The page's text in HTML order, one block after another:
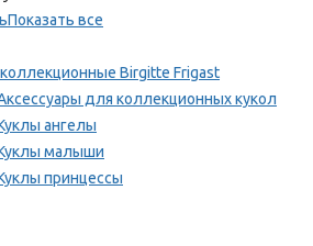
Показать все
Birgitte Frigast
для коллекционных кукол
ангелы
малыши
принцессы